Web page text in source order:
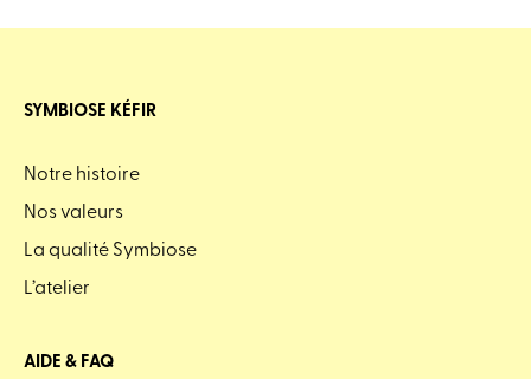
SYMBIOSE KÉFIR
Notre histoire
Nos valeurs
La qualité Symbiose
L’atelier
AIDE & FAQ